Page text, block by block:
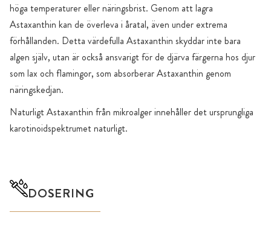
höga temperaturer eller näringsbrist. Genom att lagra
Astaxanthin kan de överleva i åratal, även under extrema
förhållanden. Detta värdefulla Astaxanthin skyddar inte bara
algen själv, utan är också ansvarigt för de djärva färgerna hos djur
som lax och flamingor, som absorberar Astaxanthin genom
näringskedjan.
Naturligt Astaxanthin från mikroalger innehåller det ursprungliga
karotinoidspektrumet naturligt.
DOSERING